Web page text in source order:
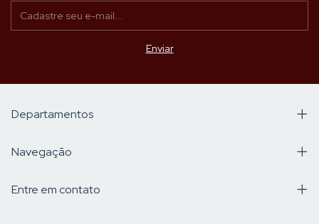
Departamentos
Navegação
Entre em contato